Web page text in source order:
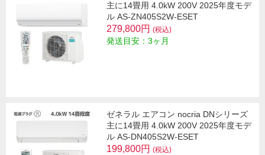
主に14畳用 4.0kW 200V 2025年度モデ
ル AS-ZN405S2W-ESET
279,800円 (税込)
発送目安：3ヶ月
ゼネラル エアコン nocria DNシリーズ
主に14畳用 4.0kW 200V 2025年度モデ
ル AS-DN405S2W-ESET
199,800円 (税込)